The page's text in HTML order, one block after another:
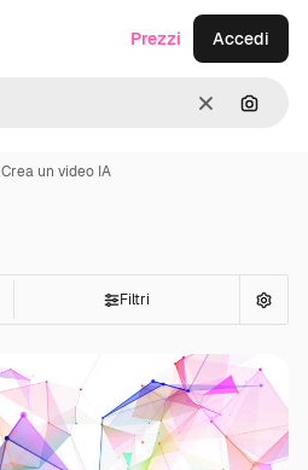
CancellaCerca
Prezzi Accedi
Crea un video IA
Filtri